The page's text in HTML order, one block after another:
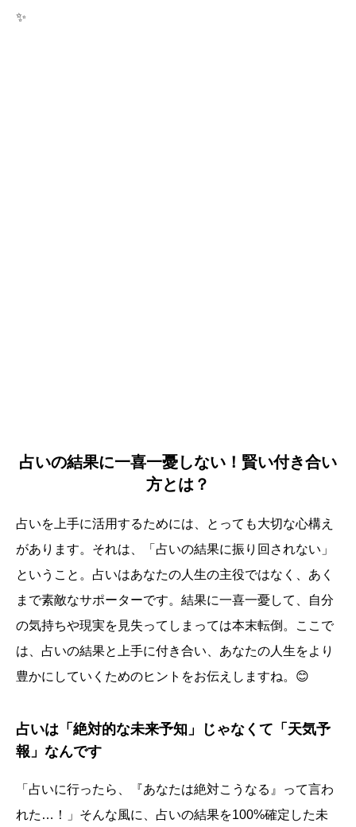
✨
占いの結果に一喜一憂しない！賢い付き合い
方とは？
占いを上手に活用するためには、とっても大切な心構え
があります。それは、「占いの結果に振り回されない」
ということ。占いはあなたの人生の主役ではなく、あく
まで素敵なサポーターです。結果に一喜一憂して、自分
の気持ちや現実を見失ってしまっては本末転倒。ここで
は、占いの結果と上手に付き合い、あなたの人生をより
豊かにしていくためのヒントをお伝えしますね。😊
占いは「絶対的な未来予知」じゃなくて「天気予
報」なんです
「占いに行ったら、『あなたは絶対こうなる』って言わ
れた…！」そんな風に、占いの結果を100%確定した未